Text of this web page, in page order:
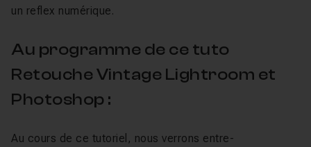
un reflex numérique.
Au programme de ce tuto
Retouche Vintage Lightroom et
Photoshop :
Au cours de ce tutoriel, nous verrons entre-